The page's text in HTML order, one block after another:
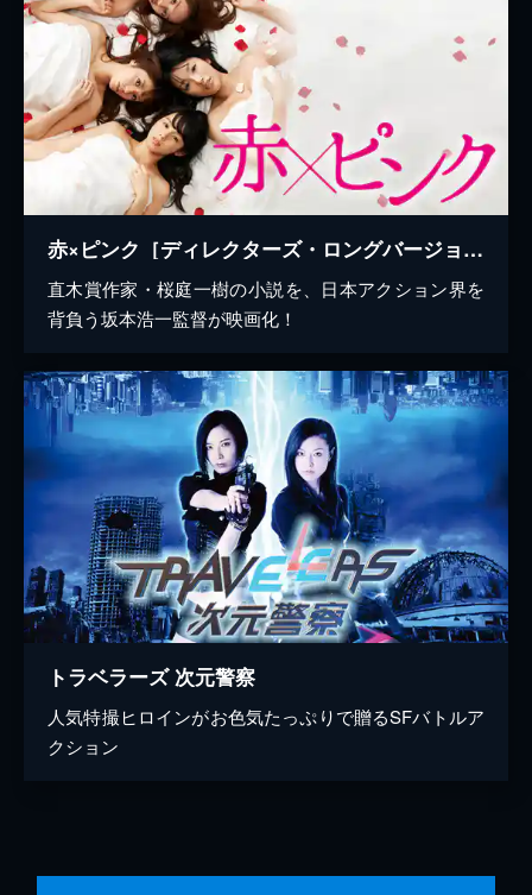
赤×ピンク［ディレクターズ・ロングバージョン］
直木賞作家・桜庭一樹の小説を、日本アクション界を
背負う坂本浩一監督が映画化！
トラベラーズ 次元警察
人気特撮ヒロインがお色気たっぷりで贈るSFバトルア
クション